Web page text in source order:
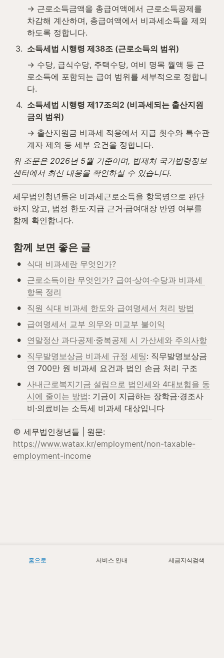
→ 근로소득금액을 총급여액에서 근로소득공제를
차감해 계산하며, 총급여액에서 비과세소득을 제외
하도록 정합니다.
3. 소득세법 시행령 제38조 (근로소득의 범위)
→ 수당, 급식수당, 주택수당, 여비 명목 월액 등 근
로소득에 포함되는 급여 범위를 세부적으로 정합니
다.
4. 소득세법 시행령 제17조의2 (비과세되는 출산지원
금의 범위)
→ 출산지원금 비과세 적용에서 지급 횟수와 특수관
계자 제외 등 세부 요건을 정합니다.
위 조문은 2026년 5월 기준이며, 법제처 국가법령정보
센터에서 최신 내용을 확인하실 수 있습니다.
세무법인청년들은 비과세근로소득을 항목명으로 판단
하지 않고, 법정 한도·지급 근거·급여대장 반영 여부를
함께 확인합니다.
함께 보면 좋은 글
• 식대 비과세란 무엇인가?
•
근로소득이란 무엇인가? 급여·상여·수당과 비과세
항목 정리
• 직원 식대 비과세 한도와 급여명세서 처리 방법
• 급여명세서 교부 의무와 미교부 불이익
• 연말정산 과다공제·중복공제 시 가산세와 주의사항
• 직무발명보상금 비과세 규정 세팅: 직무발명보상금
연 700만 원 비과세 요건과 법인 손금 처리 구조
•
사내근로복지기금 설립으로 법인세와 4대보험을 동
시에 줄이는 방법: 기금이 지급하는 장학금·경조사
비·의료비는 소득세 비과세 대상입니다
https://www.watax.kr/employment/non-taxable-
employment-income
홈으로 서비스 안내 세금지식검색